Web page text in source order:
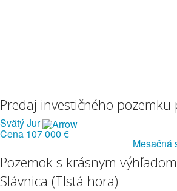
Predaj investičného pozemku
Svätý Jur
Cena 107 000 €
Mesačná
Pozemok s krásnym
Slávnica (Tlstá hora)